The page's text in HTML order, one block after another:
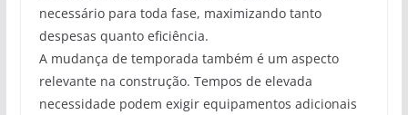
necessário para toda fase, maximizando tanto
despesas quanto eficiência.
A mudança de temporada também é um aspecto
relevante na construção. Tempos de elevada
necessidade podem exigir equipamentos adicionais